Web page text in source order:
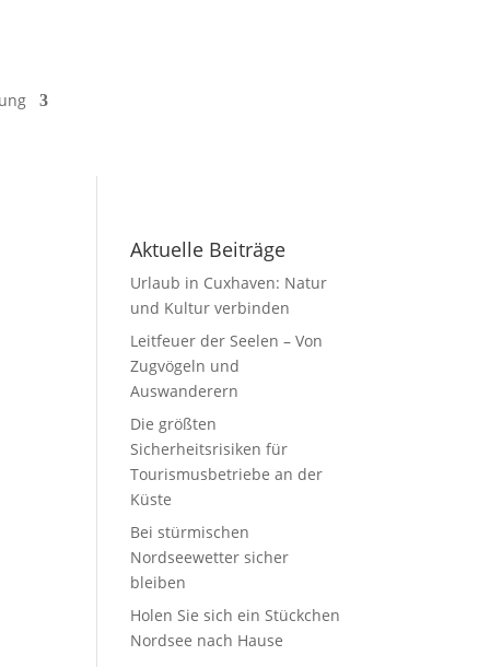
Aktuelle Beiträge
Urlaub in Cuxhaven: Natur
und Kultur verbinden
Leitfeuer der Seelen – Von
Zugvögeln und
Auswanderern
Die größten
Sicherheitsrisiken für
Tourismusbetriebe an der
Küste
Bei stürmischen
Nordseewetter sicher
bleiben
Holen Sie sich ein Stückchen
Nordsee nach Hause